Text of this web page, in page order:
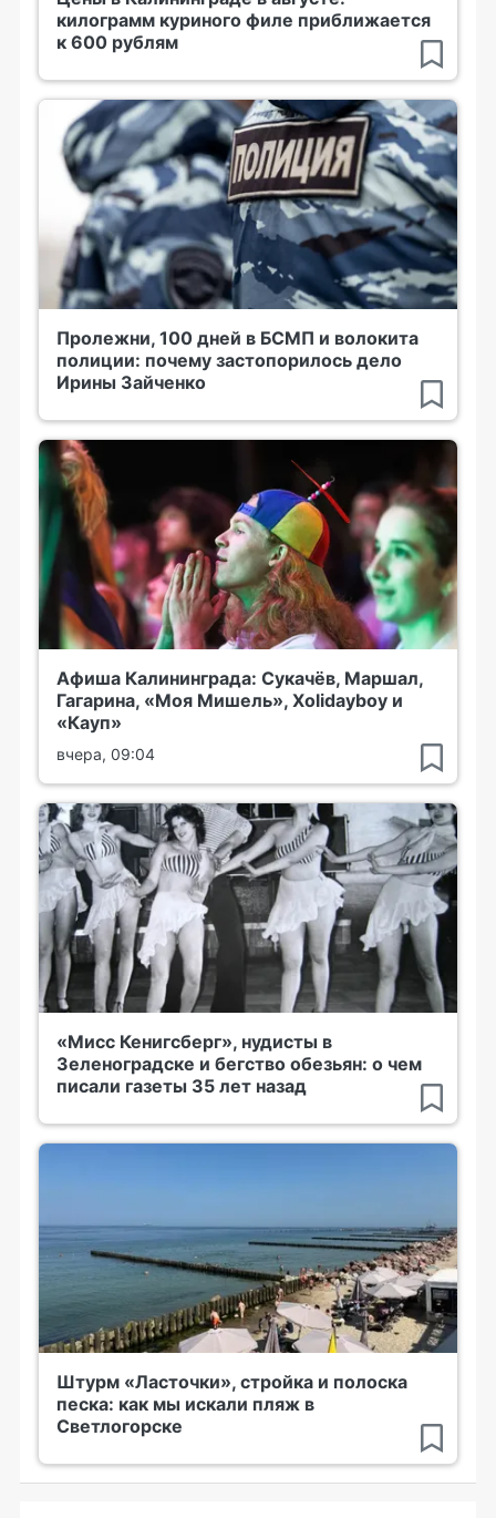
килограмм куриного филе приближается
к 600 рублям
Пролежни, 100 дней в БСМП и волокита
полиции: почему застопорилось дело
Ирины Зайченко
Афиша Калининграда: Сукачёв, Маршал,
Гагарина, «Моя Мишель», Xolidayboy и
«Кауп»
вчера, 09:04
«Мисс Кенигсберг», нудисты в
Зеленоградске и бегство обезьян: о чем
писали газеты 35 лет назад
Штурм «Ласточки», стройка и полоска
песка: как мы искали пляж в
Светлогорске